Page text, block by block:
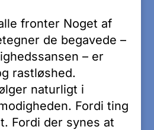
fronter Noget af
de begavede –
– er
rastløshed.
naturligt i
Fordi ting
Fordi der synes at